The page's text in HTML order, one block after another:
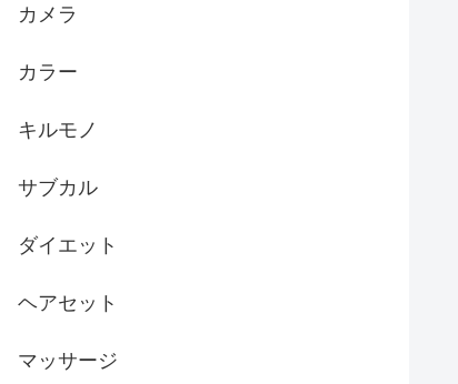
カメラ
カラー
キルモノ
サブカル
ダイエット
ヘアセット
マッサージ